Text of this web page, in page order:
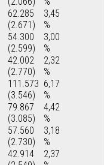
62.285
(2.671)
3,45
%
54.300
(2.599)
3,00
%
42.002
(2.770)
2,32
%
111.573
(3.546)
6,17
%
79.867
(3.085)
4,42
%
57.560
(2.730)
3,18
%
42.914
2,37